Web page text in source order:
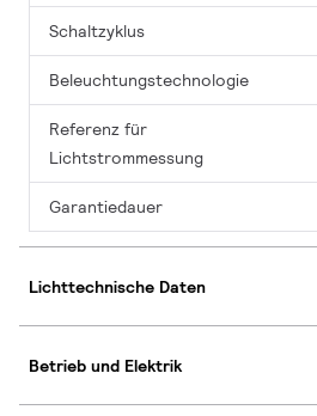
Schaltzyklus
Beleuchtungstechnologie
Referenz für
Lichtstrommessung
Garantiedauer
Lichttechnische Daten
Betrieb und Elektrik